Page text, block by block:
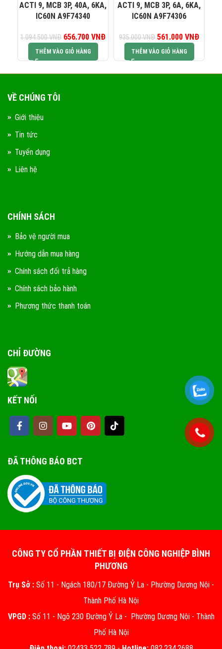
ACTI 9, MCB 3P, 40A, 6KA,
IC60N A9F74340
1.094.500VNĐ
Giá gốc là:
1.094.500 VNĐ.
656.700 VNĐ Giá hiện tại là:
656.700 VNĐ.
THÊM VÀO GIỎ HÀNG
ACTI 9, MCB 3P, 6A, 6KA,
IC60N A9F74306
935.000VNĐ
Giá gốc là:
935.000 VNĐ.
561.000 VNĐ
THÊM VÀO GIỎ HÀNG
VỀ CHÚNG TÔI
Giới thiệu
Tin tức
Tuyển dụng
Liên hệ
CHÍNH SÁCH
Bảo vệ người mua
Hướng dẫn mua hàng
Chính sách đổi trả hàng
Chính sách bảo hành
Phương thức thanh toán
CHỈ ĐƯỜNG
KẾT NỐI
ĐÃ THÔNG BÁO BCT
CÔNG TY CỔ PHẦN THIẾT BỊ ĐIỆN CÔNG NGHIỆP BÌNH
PHƯƠNG
Trụ Sở : Số 11 - Ngách 180/17 Đường Ỷ La - Phường Dương Nội -
Thành Phố Hà Nội
VPGD :Số 11 - Ngõ 230 Đường Ỷ La - Phường Dương Nội - Thành
Phố Hà Nội